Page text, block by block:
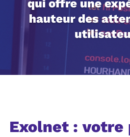
qui offre une
hauteur des
Exolnet : votre